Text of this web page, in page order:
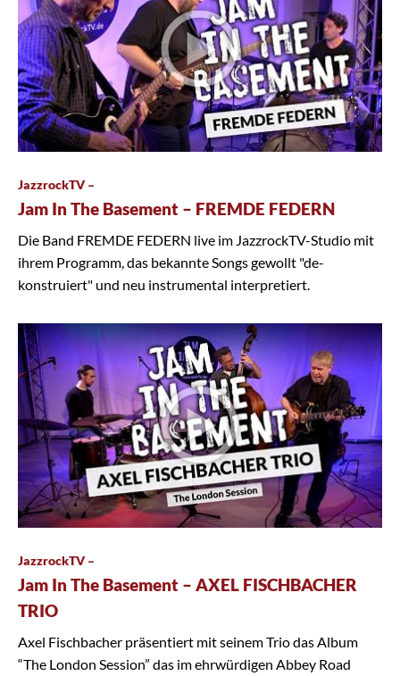
JazzrockTV –
Jam In The Basement – FREMDE FEDERN
Die Band FREMDE FEDERN live im JazzrockTV-Studio mit
ihrem Programm, das bekannte Songs gewollt "de-
konstruiert" und neu instrumental interpretiert.
JazzrockTV –
Jam In The Basement – AXEL FISCHBACHER
TRIO
Axel Fischbacher präsentiert mit seinem Trio das Album
“The London Session” das im ehrwürdigen Abbey Road